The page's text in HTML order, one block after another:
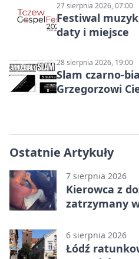
27 sierpnia 2026, 07:00
Festiwal
daty i miejsce
28 sierpnia 2026, 19:00
Slam czarno-
Grzegorzowi
Ostatnie Artykuły
7 sierpnia 2026
Kierowca z
zatrzymany
6 sierpnia 2026
Łódź